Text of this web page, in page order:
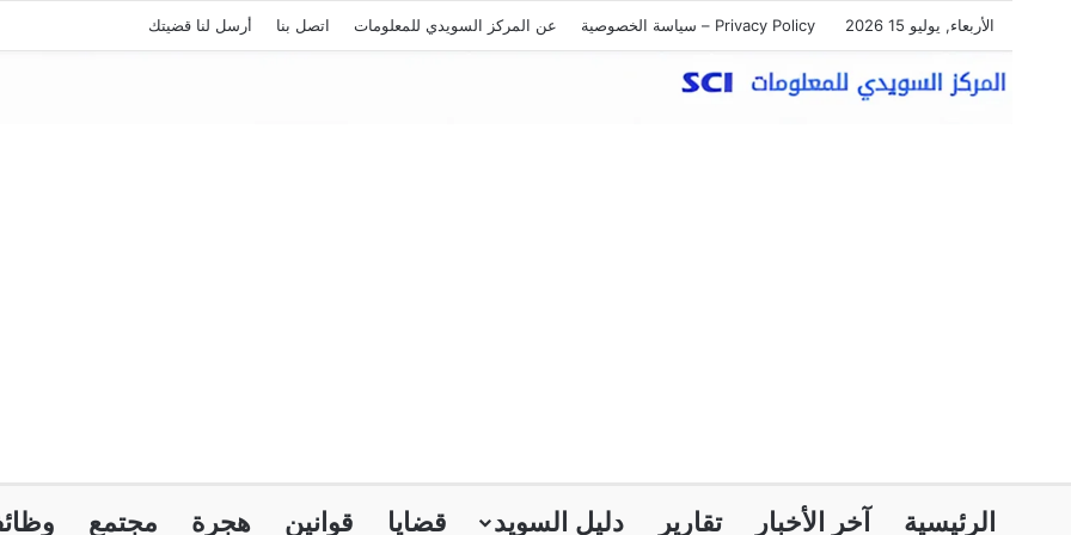
الأربعاء, يوليو 15 2026 Privacy Policy – سياسة الخصوصية عن المركز السويدي للمعلومات اتصل بنا أرسل لنا قضيتك
الرئيسية آخر الأخبار تقارير دليل السويد قضايا قوانين هجرة مجتمع